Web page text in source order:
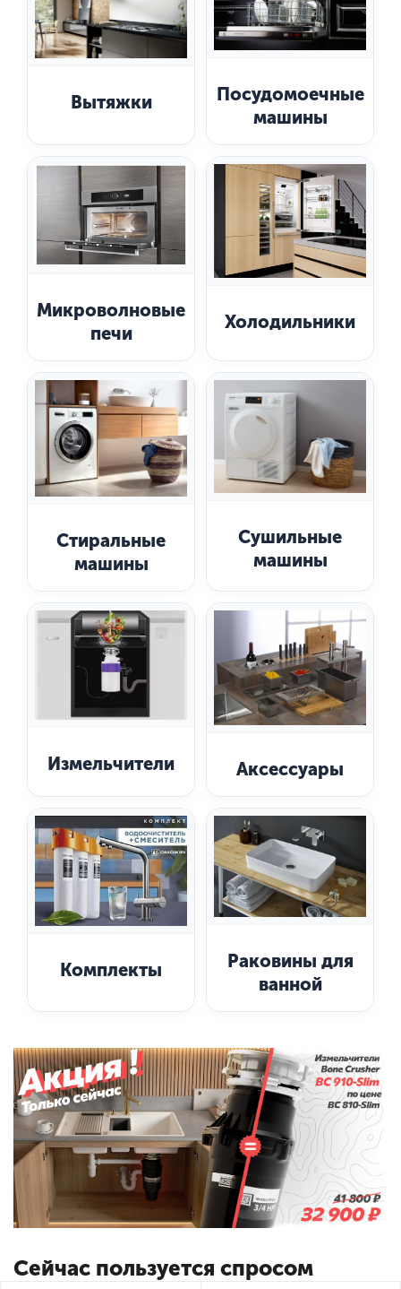
Вытяжки
Посудомоечные
машины
Микроволновые
печи
Холодильники
Стиральные
машины
Сушильные
машины
Измельчители Аксессуары
Комплекты
Раковины для
ванной
Сейчас пользуется спросом